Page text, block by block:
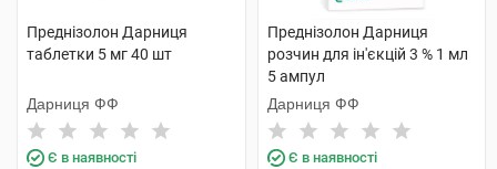
Преднізолон Дарниця
таблетки 5 мг 40 шт
Дарниця ФФ
Є в наявності
Преднізолон Дарниця
розчин для ін'єкцій 3 % 1 мл
5 ампул
Дарниця ФФ
Є в наявності